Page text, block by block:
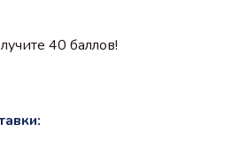
40 баллов!